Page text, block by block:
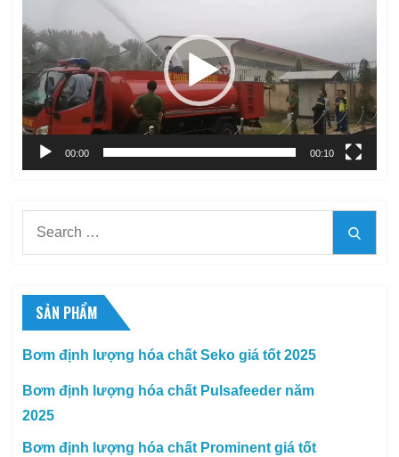
Video
00:00 00:10
SẢN PHẨM
Bơm định lượng hóa chất Seko giá tốt 2025
Bơm định lượng hóa chất Pulsafeeder năm
2025
Bơm định lượng hóa chất Prominent giá tốt